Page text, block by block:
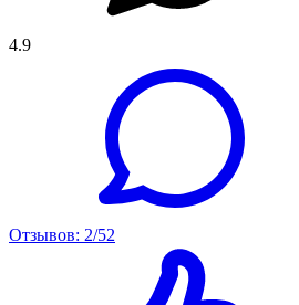
4.9
Отзывов: 2/52